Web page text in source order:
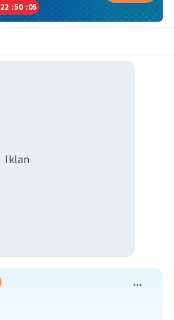
22 :50 :04
Iklan